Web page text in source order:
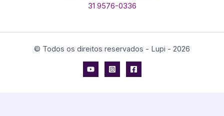
31 9576-0336
© Todos os direitos reservados - Lupi - 2026